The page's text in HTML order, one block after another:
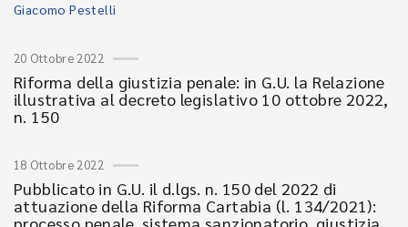
Giacomo Pestelli
20 Ottobre 2022
Riforma della giustizia penale: in G.U. la Relazione
illustrativa al decreto legislativo 10 ottobre 2022,
n. 150
18 Ottobre 2022
Pubblicato in G.U. il d.lgs. n. 150 del 2022 di
attuazione della Riforma Cartabia (l. 134/2021):